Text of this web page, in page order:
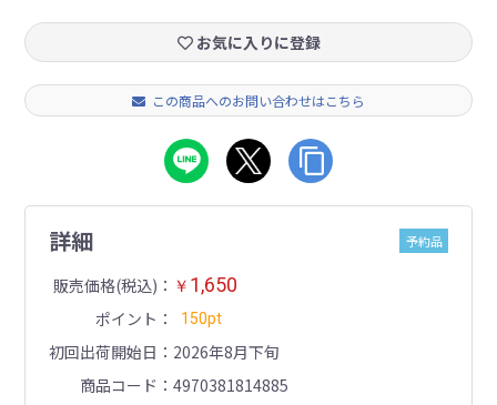
お気に入りに登録
この商品へのお問い合わせはこちら
詳細 予約品
販売価格(税込) ￥ 1,650
ポイント 150pt
初回出荷開始日
2026年8月下旬
商品コード
4970381814885